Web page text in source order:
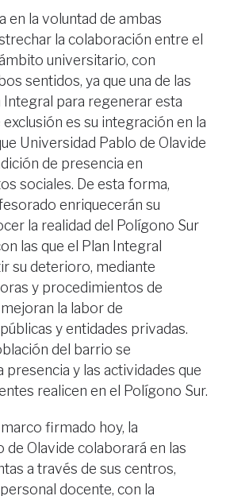
en la voluntad de ambas
la colaboración entre el
universitario, con
sentidos, ya que una de las
Integral para regenerar esta
es su integración en la
Universidad Pablo de Olavide
de presencia en
sociales. De esta forma,
enriquecerán su
la realidad del Polígono Sur
las que el Plan Integral
su deterioro, mediante
y procedimientos de
la labor de
y entidades privadas.
del barrio se
presencia y las actividades que
realicen en el Polígono Sur.
firmado hoy, la
de Olavide colaborará en las
a través de sus centros,
docente, con la